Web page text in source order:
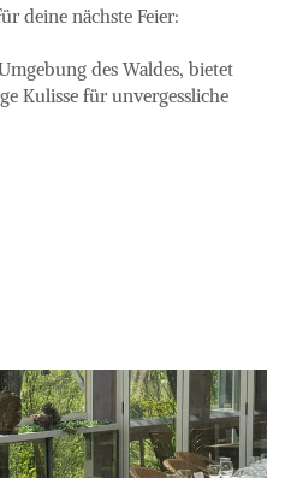
deine nächste Feier:
des Waldes, bietet
Kulisse für unvergessliche